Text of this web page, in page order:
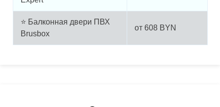
⭐ Балконная двери ПВХ
Brusbox
от 608 BYN